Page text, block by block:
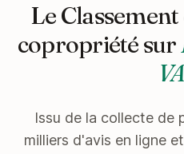
Le
copropriété sur
Issu de la collecte de
milliers d'avis en ligne